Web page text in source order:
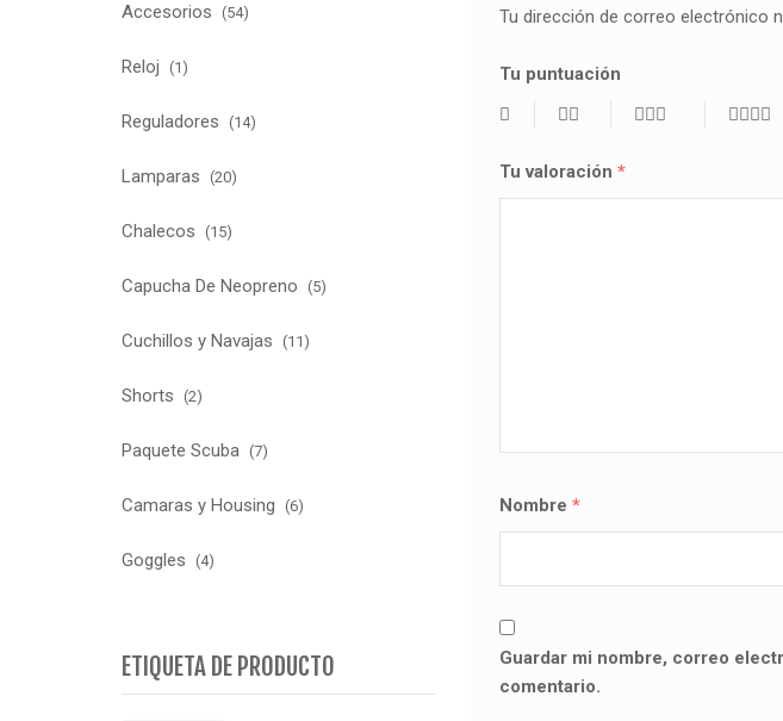
Tu dirección de correo electrónico
Tu puntuación
Tu valoración *
Nombre *
Guardar mi nombre, correo
comentario.
Accesorios (54)
Reloj (1)
Reguladores (14)
Lamparas (20)
Chalecos (15)
Capucha De Neopreno (5)
Cuchillos y Navajas (11)
Shorts (2)
Paquete Scuba (7)
Camaras y Housing (6)
Goggles (4)
ETIQUETA DE PRODUCTO